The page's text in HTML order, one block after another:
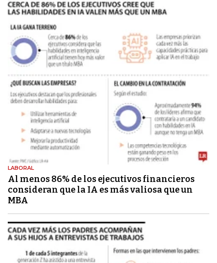
LABORAL
Al menos 86% de los ejecutivos financieros
consideran que la IA es más valiosa que un
MBA